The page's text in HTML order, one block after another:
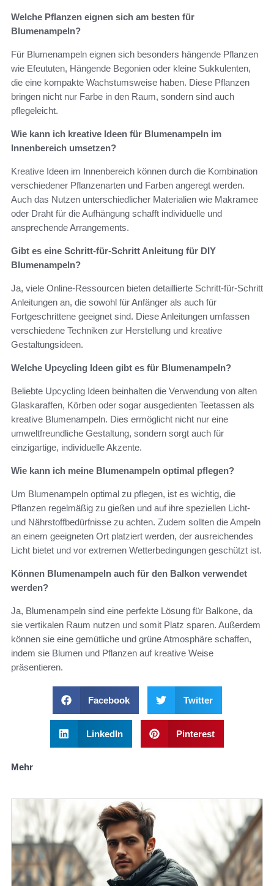
Welche Pflanzen eignen sich am besten für
Blumenampeln?
Für Blumenampeln eignen sich besonders hängende Pflanzen
wie Efeututen, Hängende Begonien oder kleine Sukkulenten,
die eine kompakte Wachstumsweise haben. Diese Pflanzen
bringen nicht nur Farbe in den Raum, sondern sind auch
pflegeleicht.
Wie kann ich kreative Ideen für Blumenampeln im
Innenbereich umsetzen?
Kreative Ideen im Innenbereich können durch die Kombination
verschiedener Pflanzenarten und Farben angeregt werden.
Auch das Nutzen unterschiedlicher Materialien wie Makramee
oder Draht für die Aufhängung schafft individuelle und
ansprechende Arrangements.
Gibt es eine Schritt-für-Schritt Anleitung für DIY
Blumenampeln?
Ja, viele Online-Ressourcen bieten detaillierte Schritt-für-Schritt
Anleitungen an, die sowohl für Anfänger als auch für
Fortgeschrittene geeignet sind. Diese Anleitungen umfassen
verschiedene Techniken zur Herstellung und kreative
Gestaltungsideen.
Welche Upcycling Ideen gibt es für Blumenampeln?
Beliebte Upcycling Ideen beinhalten die Verwendung von alten
Glaskaraffen, Körben oder sogar ausgedienten Teetassen als
kreative Blumenampeln. Dies ermöglicht nicht nur eine
umweltfreundliche Gestaltung, sondern sorgt auch für
einzigartige, individuelle Akzente.
Wie kann ich meine Blumenampeln optimal pflegen?
Um Blumenampeln optimal zu pflegen, ist es wichtig, die
Pflanzen regelmäßig zu gießen und auf ihre speziellen Licht-
und Nährstoffbedürfnisse zu achten. Zudem sollten die Ampeln
an einem geeigneten Ort platziert werden, der ausreichendes
Licht bietet und vor extremen Wetterbedingungen geschützt ist.
Können Blumenampeln auch für den Balkon verwendet
werden?
Ja, Blumenampeln sind eine perfekte Lösung für Balkone, da
sie vertikalen Raum nutzen und somit Platz sparen. Außerdem
können sie eine gemütliche und grüne Atmosphäre schaffen,
indem sie Blumen und Pflanzen auf kreative Weise
präsentieren.
Facebook Twitter
LinkedIn Pinterest
Mehr